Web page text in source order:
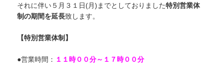
それに伴い５月３１日(月)までとしておりました特別営業体
制の期間を延長致します。
【特別営業体制】
●営業時間： １１時００分～１７時００分